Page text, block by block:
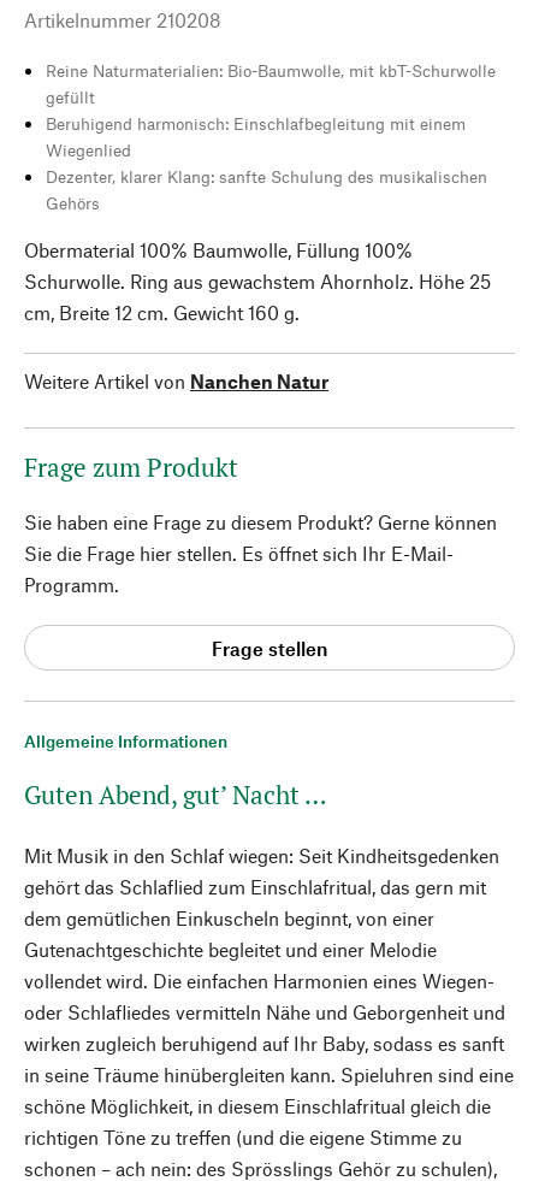
Allgemeine Informationen
Guten Abend, gut’ Nacht …
Mit Musik in den Schlaf wiegen: Seit Kindheitsgedenken
gehört das Schlaflied zum Einschlafritual, das gern mit
dem gemütlichen Einkuscheln beginnt, von einer
Gutenachtgeschichte begleitet und einer Melodie
vollendet wird. Die einfachen Harmonien eines Wiegen-
oder Schlafliedes vermitteln Nähe und Geborgenheit und
wirken zugleich beruhigend auf Ihr Baby, sodass es sanft
in seine Träume hinübergleiten kann. Spieluhren sind eine
schöne Möglichkeit, in diesem Einschlafritual gleich die
richtigen Töne zu treffen (und die eigene Stimme zu
schonen – ach nein: des Sprösslings Gehör zu schulen),
Artikelnummer 210208
Reine Naturmaterialien: Bio-Baumwolle, mit kbT-Schurwolle
gefüllt
Beruhigend harmonisch: Einschlafbegleitung mit einem
Wiegenlied
Dezenter, klarer Klang: sanfte Schulung des musikalischen
Gehörs
Obermaterial 100% Baumwolle, Füllung 100%
Schurwolle. Ring aus gewachstem Ahornholz. Höhe 25
cm, Breite 12 cm. Gewicht 160 g.
Weitere Artikel von Nanchen Natur
Frage zum Produkt
Sie haben eine Frage zu diesem Produkt? Gerne können
Sie die Frage hier stellen. Es öffnet sich Ihr E-Mail-
Programm.
Frage stellen